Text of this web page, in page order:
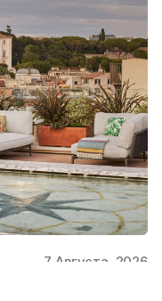
7 Августа, 2026